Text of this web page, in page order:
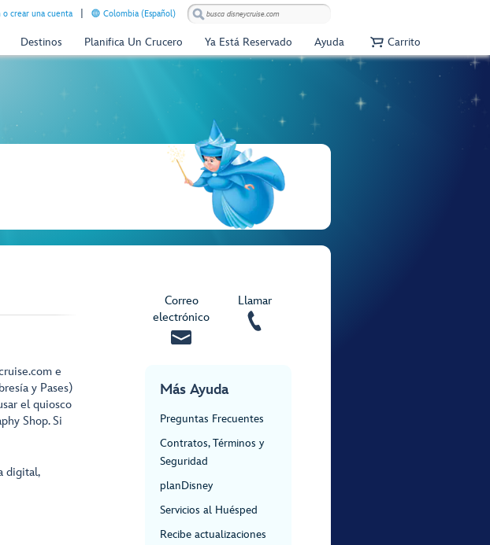
o crear una cuenta Colombia (Español)
Destinos Planifica Un Crucero Ya Está Reservado Ayuda Carrito
e
y Pases)
el quiosco
Shop. Si
digital,
Correo
electrónico
Llamar
Más Ayuda
Preguntas Frecuentes
Contratos, Términos y
Seguridad
planDisney
Servicios al Huésped
Recibe actualizaciones